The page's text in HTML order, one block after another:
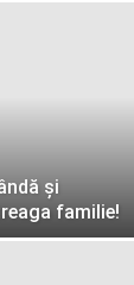
și
familie!